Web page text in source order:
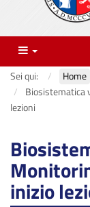
Menu
Sei qui: Home
Biosistematica
lezioni
inizio